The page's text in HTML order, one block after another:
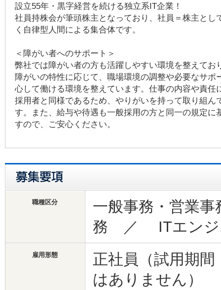
設立55年・黒字経営を続ける独立系IT企業！
社員持株会が筆頭株主となっており、社員＝株主とし
く自律型人間による集合体です。
＜障がい者へのサポート＞
弊社では障がい者の方も活躍しやすい環境を整えてお
障がいの特性に応じて、職場環境の調整や必要なサポ
心して働ける環境を整えています。仕事の内容や責任
採用者と同様であるため、やりがいを持って取り組ん
す。また、給与や待遇も一般採用の方と同一の規定に
すので、ご安心ください。
職種区分
一般事務・営
務 ／ ITエン
雇用形態
正社員（試用期
はありません）